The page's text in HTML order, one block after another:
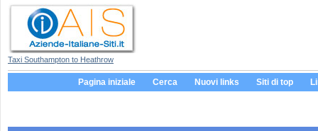
Taxi Southampton to Heathrow
Pagina iniziale Cerca Nuovi links Siti di top